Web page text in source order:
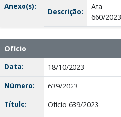
Anexo(s):
Descrição:
Ata
660/2023
Ofício
Data:
18/10/2023
Número:
639/2023
Título:
Ofício 639/2023